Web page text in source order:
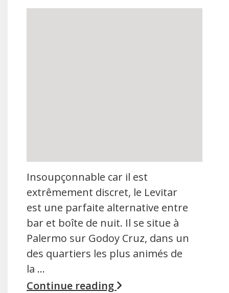
Insoupçonnable car il est
extrêmement discret, le Levitar
est une parfaite alternative entre
bar et boîte de nuit. Il se situe à
Palermo sur Godoy Cruz, dans un
des quartiers les plus animés de
la …
Continue reading